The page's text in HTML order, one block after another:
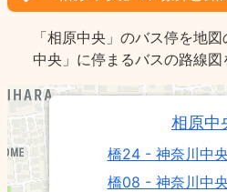
「相原中央」のバス停を地
中央」に停まるバスの路線図
相原中
橋24 - 神奈川中央
橋08 - 神奈川中央